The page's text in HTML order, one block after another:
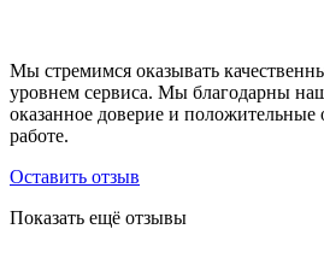
Мы стремимся оказывать
уровнем сервиса. Мы благодарны
оказанное доверие и положительные
работе.
Оставить отзыв
Показать ещё отзывы